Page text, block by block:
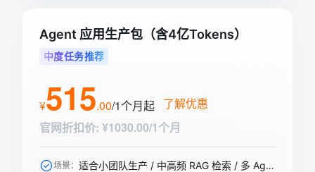
Agent 应用生产包（含4亿Tokens）
中度任务推荐
¥515.00/1个月起 了解优惠
官网折扣价: ¥1030.00/1个月
场景： 适合小团队生产 / 中高频 RAG 检索 / 多 Agent 协作等